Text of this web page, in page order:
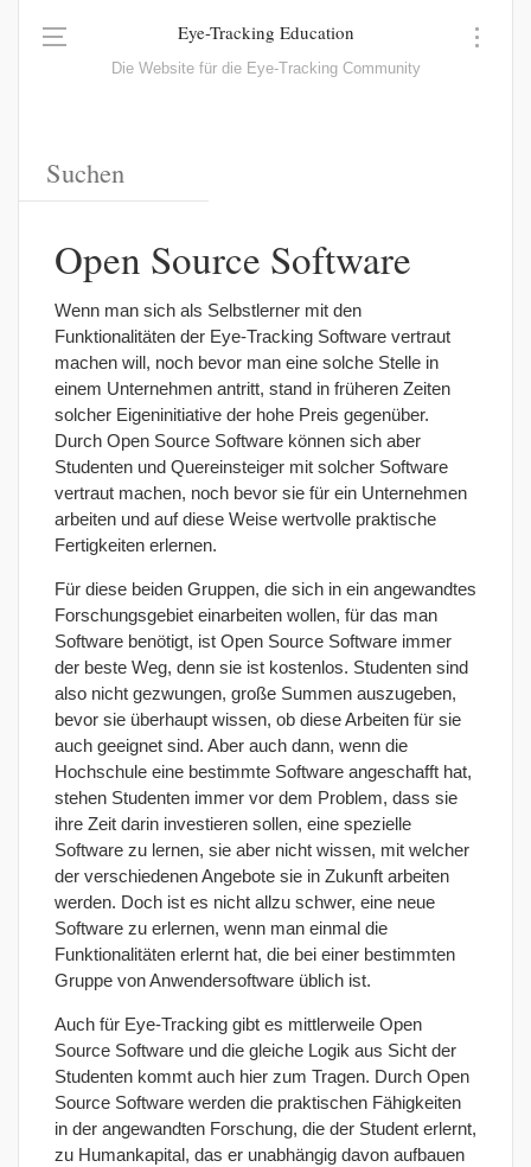
Eye-Tracking Education
Die Website für die Eye-Tracking Community
Open Source Software
Wenn man sich als Selbstlerner mit den
Funktionalitäten der Eye-Tracking Software vertraut
machen will, noch bevor man eine solche Stelle in
einem Unternehmen antritt, stand in früheren Zeiten
solcher Eigeninitiative der hohe Preis gegenüber.
Durch Open Source Software können sich aber
Studenten und Quereinsteiger mit solcher Software
vertraut machen, noch bevor sie für ein Unternehmen
arbeiten und auf diese Weise wertvolle praktische
Fertigkeiten erlernen.
Für diese beiden Gruppen, die sich in ein angewandtes
Forschungsgebiet einarbeiten wollen, für das man
Software benötigt, ist Open Source Software immer
der beste Weg, denn sie ist kostenlos. Studenten sind
also nicht gezwungen, große Summen auszugeben,
bevor sie überhaupt wissen, ob diese Arbeiten für sie
auch geeignet sind. Aber auch dann, wenn die
Hochschule eine bestimmte Software angeschafft hat,
stehen Studenten immer vor dem Problem, dass sie
ihre Zeit darin investieren sollen, eine spezielle
Software zu lernen, sie aber nicht wissen, mit welcher
der verschiedenen Angebote sie in Zukunft arbeiten
werden. Doch ist es nicht allzu schwer, eine neue
Software zu erlernen, wenn man einmal die
Funktionalitäten erlernt hat, die bei einer bestimmten
Gruppe von Anwendersoftware üblich ist.
Auch für Eye-Tracking gibt es mittlerweile Open
Source Software und die gleiche Logik aus Sicht der
Studenten kommt auch hier zum Tragen. Durch Open
Source Software werden die praktischen Fähigkeiten
in der angewandten Forschung, die der Student erlernt,
zu Humankapital, das er unabhängig davon aufbauen